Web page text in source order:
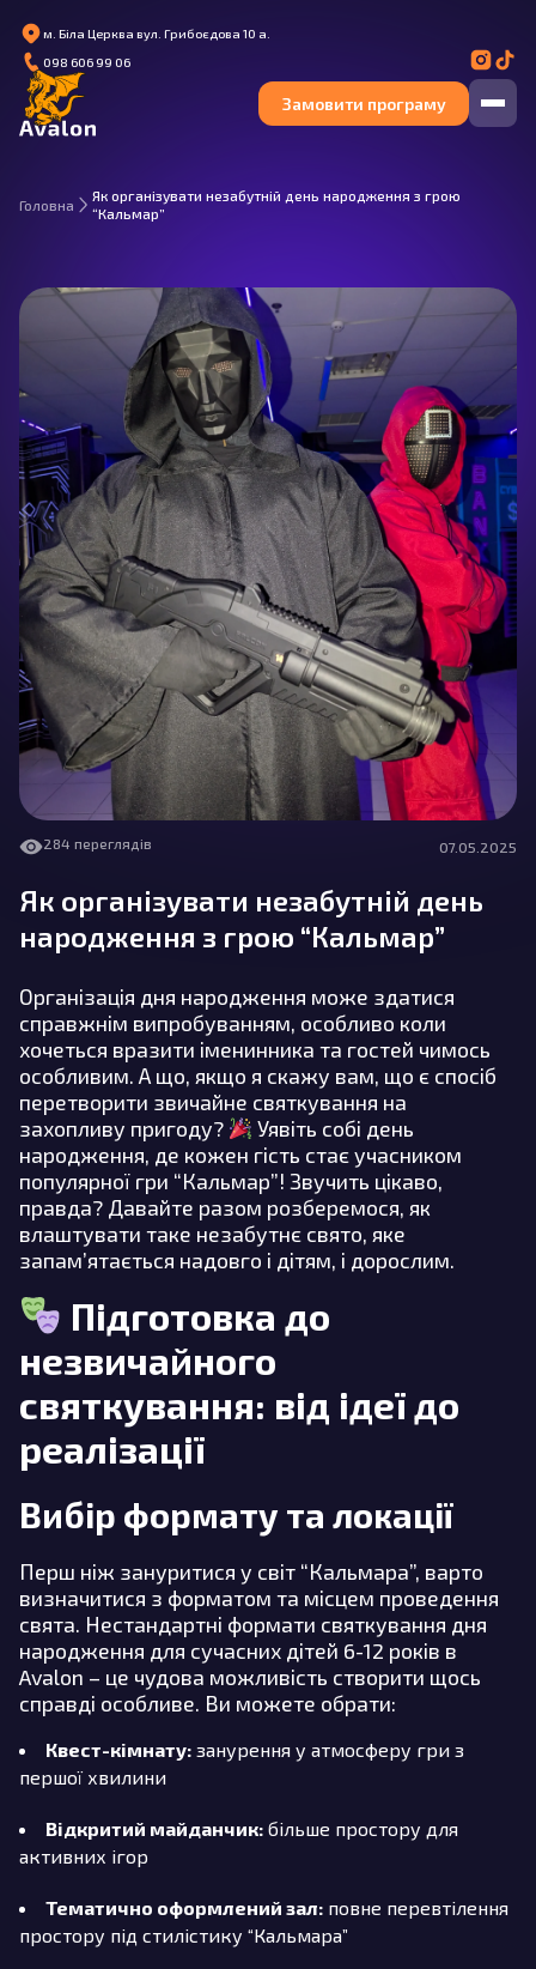
м. Біла Церква вул. Грибоєдова 10 а.
098 606 99 06
Замовити програму
Головна
Як організувати незабутній день народження з грою
“Кальмар”
284 переглядів 07.05.2025
Як організувати незабутній день
народження з грою “Кальмар”
Організація дня народження може здатися
справжнім випробуванням, особливо коли
хочеться вразити іменинника та гостей чимось
особливим. А що, якщо я скажу вам, що є спосіб
перетворити звичайне святкування на
захопливу пригоду?
Уявіть собі день
народження, де кожен гість стає учасником
популярної гри “Кальмар”! Звучить цікаво,
правда? Давайте разом розберемося, як
влаштувати таке незабутнє свято, яке
запам’ятається надовго і дітям, і дорослим.
Підготовка до
незвичайного
святкування: від ідеї до
реалізації
Вибір формату та локації
Перш ніж зануритися у світ “Кальмара”, варто
визначитися з форматом та місцем проведення
свята. Нестандартні формати святкування дня
народження для сучасних дітей 6-12 років в
Avalon – це чудова можливість створити щось
справді особливе. Ви можете обрати:
Квест-кімнату: занурення у атмосферу гри з
першої хвилини
Відкритий майданчик: більше простору для
активних ігор
Тематично оформлений зал: повне перевтілення
простору під стилістику “Кальмара”